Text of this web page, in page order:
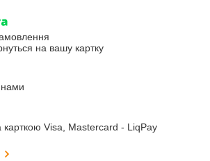
на вашу картку
Visa, Mastercard - LiqPay